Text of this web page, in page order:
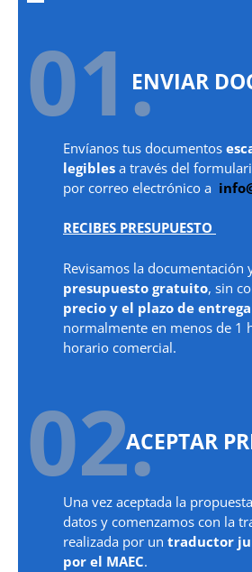
01.ENVIAR
Envíanos tus documentos
legibles a través del
por correo electrónico a
RECIBES PRESUPUESTO
Revisamos la documentación
presupuesto gratuito, sin
precio y el plazo de
normalmente en menos de 1
horario comercial.
02.ACEPTAR
Una vez aceptada la
datos y comenzamos con la
realizada por un traductor
por el MAEC.